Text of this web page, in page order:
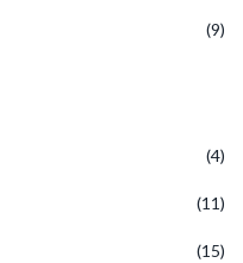
(9)
(4)
(11)
(15)